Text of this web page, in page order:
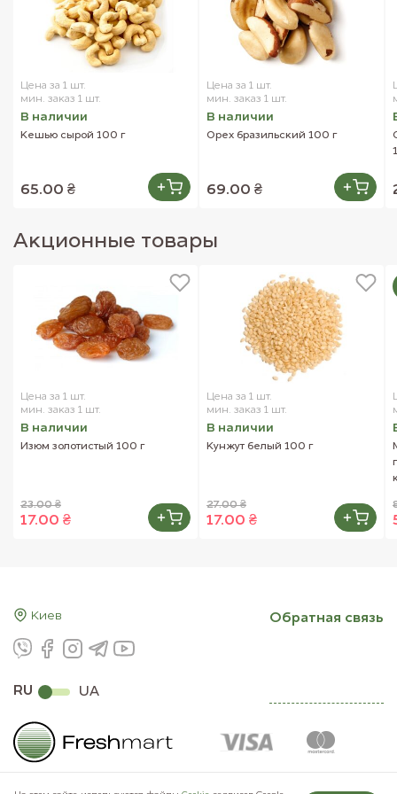
Витамин PP ------------------- 3.6 мг
Витамин В5 ------------------- 0.2 мг
Внешний вид товара может отличаться от изображений,
представленных на сайте.
Цена за 1 шт.
мин. заказ 1 шт.
В наличии
Кешью сырой 100 г
65.00 ₴
Цена за 1 шт.
мин. заказ 1 шт.
В наличии
Орех бразильский 100 г
69.00 ₴
Акционные товары
Цена за 1 шт.
мин. заказ 1 шт.
В наличии
Изюм золотистый 100 г
23.00 ₴
17.00 ₴
Цена за 1 шт.
мин. заказ 1 шт.
В наличии
Кунжут белый 100 г
27.00 ₴
17.00 ₴
Киев
RU UA
Обратная связь